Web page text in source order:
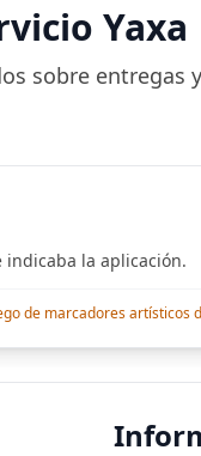
Yaxa
sobre
indicaba la aplicación.
de marcadores